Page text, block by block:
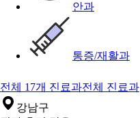
안과
통증/재활과
전체 17개 진료과전체 진료과
강남구